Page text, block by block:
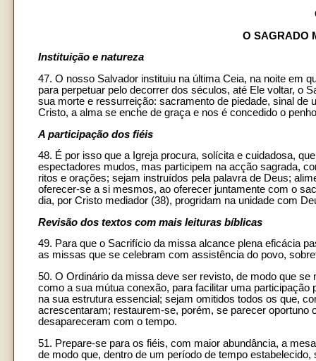
O SAGRADO
Instituição e natureza
47. O nosso Salvador instituiu na última Ceia, na noite em
para perpetuar pelo decorrer dos séculos, até Ele voltar, o
sua morte e ressurreição: sacramento de piedade, sinal de
Cristo, a alma se enche de graça e nos é concedido o
A participação dos fiéis
48. É por isso que a Igreja procura, solícita e cuidadosa,
espectadores mudos, mas participem na acção sagrada,
ritos e orações; sejam instruídos pela palavra de Deus;
oferecer-se a si mesmos, ao oferecer juntamente com o
dia, por Cristo mediador (38), progridam na unidade com
Revisão dos textos com mais leituras bíblicas
49. Para que o Sacrifício da missa alcance plena eficácia
as missas que se celebram com assistência do povo,
50. O Ordinário da missa deve ser revisto, de modo que
como a sua mútua conexão, para facilitar uma
na sua estrutura essencial; sejam omitidos todos os que,
acrescentaram; restaurem-se, porém, se parecer oportuno
desapareceram com o tempo.
51. Prepare-se para os fiéis, com maior abundância, a
de modo que, dentro de um período de tempo